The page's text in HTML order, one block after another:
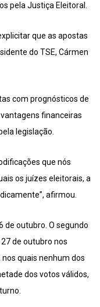
pela Justiça Eleitoral.
que as apostas
do TSE, Cármen
com prognósticos de
financeiras
legislação.
que nós
os juízes eleitorais, a
afirmou.
de outubro. O segundo
de outubro nos
quais nenhum dos
dos votos válidos,